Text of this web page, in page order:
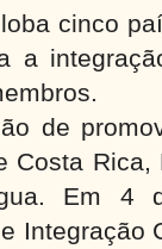
cinco
a
de
Costa Rica,
Em 4
Integração